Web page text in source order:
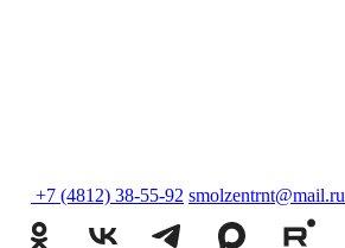
+7 (4812) 38-55-92 smolzentrnt@mail.ru